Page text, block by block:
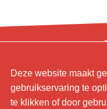
Deze website maakt
gebruikservaring te
te klikken of door